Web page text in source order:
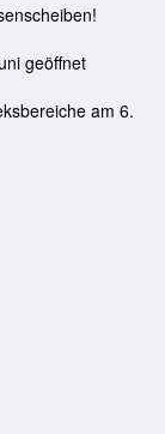
geöffnet
am 6.